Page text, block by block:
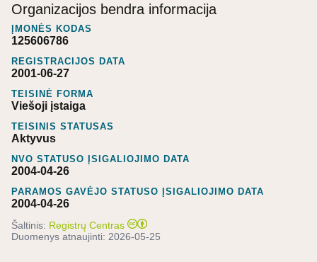
Organizacijos bendra informacija
ĮMONĖS KODAS
125606786
REGISTRACIJOS DATA
2001-06-27
TEISINĖ FORMA
Viešoji įstaiga
TEISINIS STATUSAS
Aktyvus
NVO STATUSO ĮSIGALIOJIMO DATA
2004-04-26
PARAMOS GAVĖJO STATUSO ĮSIGALIOJIMO DATA
2004-04-26
Šaltinis: Registrų Centras
Duomenys atnaujinti: 2026-05-25